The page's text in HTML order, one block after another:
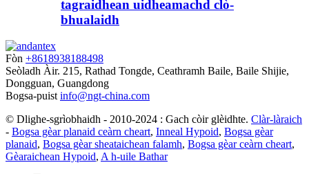
tagraidhean uidheamachd clò-
bhualaidh
Fòn +8618938188498
Seòladh Àir. 215, Rathad Tongde, Ceathramh Baile, Baile Shijie,
Dongguan, Guangdong
Bogsa-puist info@ngt-china.com
© Dlighe-sgrìobhaidh - 2010-2024 : Gach còir glèidhte. Clàr-làraich
- Bogsa gèar planaid ceàrn cheart, Inneal Hypoid, Bogsa gèar
planaid, Bogsa gèar sheataichean falamh, Bogsa gèar ceàrn cheart,
Gèaraichean Hypoid, A h-uile Bathar